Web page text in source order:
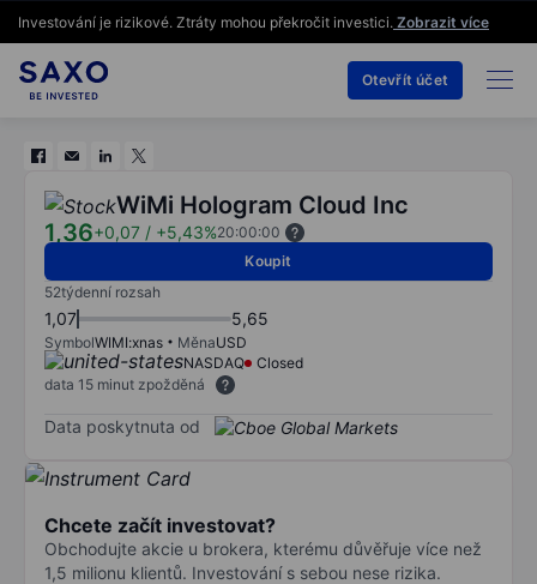
Investování je rizikové. Ztráty mohou překročit investici. Zobrazit více
Otevřít účet
WiMi Hologram Cloud Inc
1,36+0,07 / +5,43%20:00:00
Koupit
52týdenní rozsah
1,07 5,65
SymbolWIMI:xnas MěnaUSD
NASDAQ
Closed
data 15 minut zpožděná
Data poskytnuta od
Chcete začít investovat?
Obchodujte akcie u brokera, kterému důvěřuje více než
1,5 milionu klientů. Investování s sebou nese rizika.